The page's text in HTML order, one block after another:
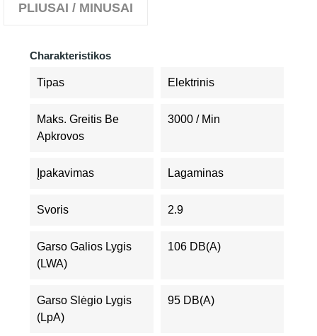
PLIUSAI / MINUSAI
Charakteristikos
Tipas Elektrinis
Maks. Greitis Be
Apkrovos
3000 / Min
Įpakavimas Lagaminas
Svoris 2.9
Garso Galios Lygis
(LWA)
106 DB(A)
Garso Slėgio Lygis
(LpA)
95 DB(A)